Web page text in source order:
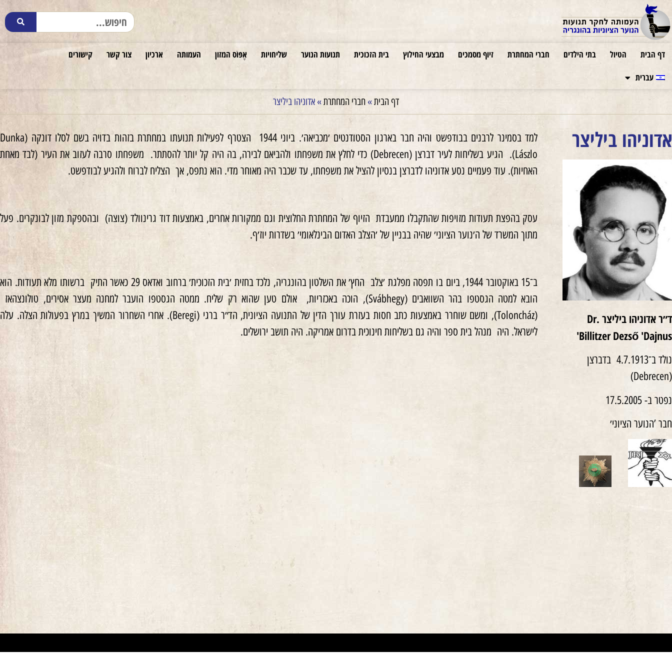
דף הבית הטיול בתי הילדים חברי המחתרת זיוף מסמכים מבצעי החילוץ בית הזכוכית תנועות הנוער שליחויות אֶפּוֹס המזון העמותה ארכיון צור קשר
קישורים
עברית
דף הבית»חברי המחתרת»אדוניהו ביליצר
אדוניהו ביליצר
ד״ר אדוניהו ביליצר Dr.
Billitzer Dezső 'Dajnus'
נולד ב־4.7.1913 בדברצן
(Debrecen)
נפטר ב- 17.5.2005
חבר ’הנוער הציוני׳
למד בסמינר לרבנים בבודפשט והיה חבר בארגון הסטודנטים ׳מכביאה׳. ביוני 1944 הצטרף לפעילות תנועתו במחתרת בזהות בדויה בשם לסלו דונקה (Dunka
Lászlo). הגיע בשליחות לעיר דברצן (Debrecen) כדי לחלץ את משפחתו ולהביאם לבירה, בה היה קל יותר להסתתר. משפחתו סרבה לעזוב את העיר (לבד מאחת
האחיות). עוד פעמיים נסע אדוניהו לדברצן בנסיון להציל את משפחתו, עד שכבר היה מאוחר מדי. הוא נתפס, אך הצליח לברוח ולהגיע לבודפשט.
עסק בהפצת תעודות מזויפות שהתקבלו ממעבדת הזיוף של המחתרת החלוצית וגם ממקורות אחרים, באמצעות דוד גרינוולד (צוצה) ובהספקת מזון לבונקרים. פעל
מתוך המשרד של ה׳נוער הציוני׳ שהיה בבניין של ׳הצלב האדום הבינלאומי׳ בשדרות יוז׳ף.
ב־15 באוקטובר 1944, ביום בו תפסה מפלגת ׳צלב החץ׳ את השלטון בהונגריה, נלכד בחזית ׳בית הזכוכית׳ ברחוב ואדאס 29 כאשר התיק ברשותו מלא תעודות. הוא
הובא למטה הגסטפו בהר השוואבים (Svábhegy), הוכה באכזריות, אולם טען שהוא רק שליח. ממטה הגסטפו הועבר למחנה מעצר אסירים, טולונצהאז
(Toloncház), ומשם שוחרר באמצעות כתב חסות בעזרת עורך הדין של התנועה הציונית, הד״ר ברגי (Beregi). אחרי השחרור המשיך במרץ בפעולות הצלה. עלה
לישראל. היה מנהל בית ספר והיה גם בשליחות חינוכית בדרום אמריקה. היה תושב ירושלים.